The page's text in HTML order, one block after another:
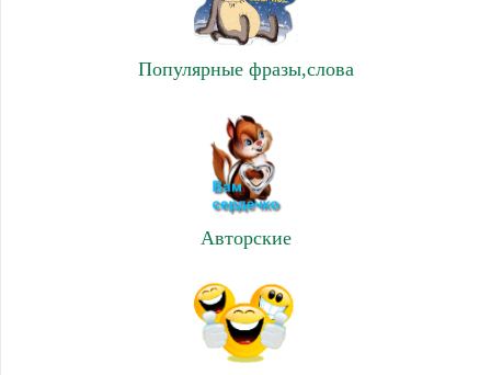
Популярные фразы,слова
Авторские